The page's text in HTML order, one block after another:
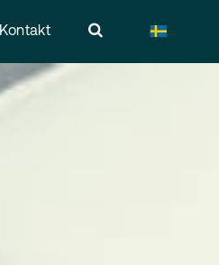
Kontakt